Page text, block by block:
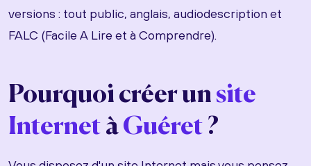
versions : tout public, anglais, audiodescription et
FALC (Facile A Lire et à Comprendre).
Pourquoi créer unsite
Internet àGuéret ?